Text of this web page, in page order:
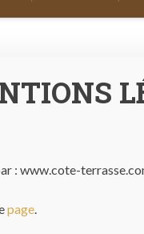
: www.cote-
page.